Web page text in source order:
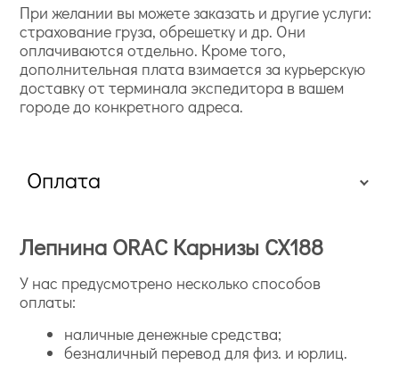
При желании вы можете заказать и другие услуги:
страхование груза, обрешетку и др. Они
оплачиваются отдельно. Кроме того,
дополнительная плата взимается за курьерскую
доставку от терминала экспедитора в вашем
городе до конкретного адреса.
Оплата
Лепнина ORAC Карнизы CX188
У нас предусмотрено несколько способов
оплаты:
наличные денежные средства;
безналичный перевод для физ. и юрлиц.